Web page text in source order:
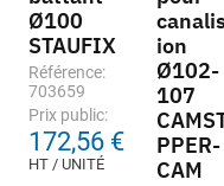
Ø100
STAUFIX
Référence:
703659
Prix public:
172,56 €
HT / UNITÉ
ion
Ø102-
107
PPER-
CAM